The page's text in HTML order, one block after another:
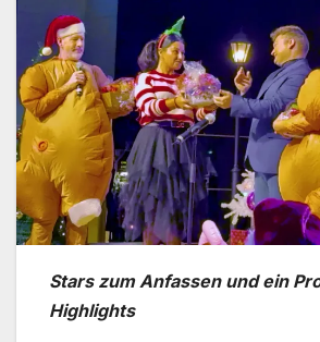
Stars zum Anfassen und ein
Highlights